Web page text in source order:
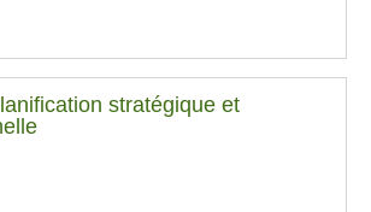
stratégique et